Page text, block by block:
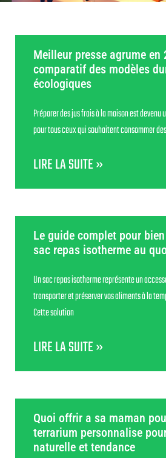
Meilleur presse agrume en
comparatif des modèles
écologiques
Préparer des jus frais à la maison est
pour tous ceux qui souhaitent consommer
LIRE LA SUITE »
Le guide complet pour
sac repas isotherme au
Un sac repas isotherme représente un
transporter et préserver vos aliments à la
Cette solution
LIRE LA SUITE »
Quoi offrir a sa maman
terrarium personnalise
naturelle et tendance